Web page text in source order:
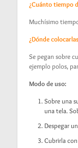
¿Cuánto tiempo
Muchísimo
¿Dónde
Se pegan sobre
ejemplo polos,
Modo de uso:
Sobre una
una tela.
Despegar
Cubrirla